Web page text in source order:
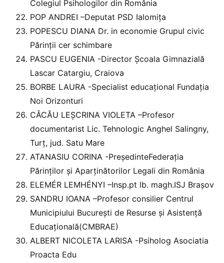
Colegiul Psihologilor din România
POP ANDREI –Deputat PSD Ialomița
POPESCU DIANA Dr. in economie Grupul civic
Părinții cer schimbare
PASCU EUGENIA -Director Școala Gimnazială
Lascar Catargiu, Craiova
BORBE LAURA -Specialist educațional Fundația
Noi Orizonturi
CÂCĂU LEȘCRINA VIOLETA –Profesor
documentarist Lic. Tehnologic Anghel Salingny,
Turț, jud. Satu Mare
ATANASIU CORINA -PreședinteFederația
Părinților și Aparținătorilor Legali din România
ELEMÉR LEMHÉNYI –Insp.pt lb. magh.ISJ Brașov
SANDRU IOANA –Profesor consilier Centrul
Municipiului București de Resurse și Asistență
Educațională(CMBRAE)
ALBERT NICOLETA LARISA -Psiholog Asociatia
Proacta Edu